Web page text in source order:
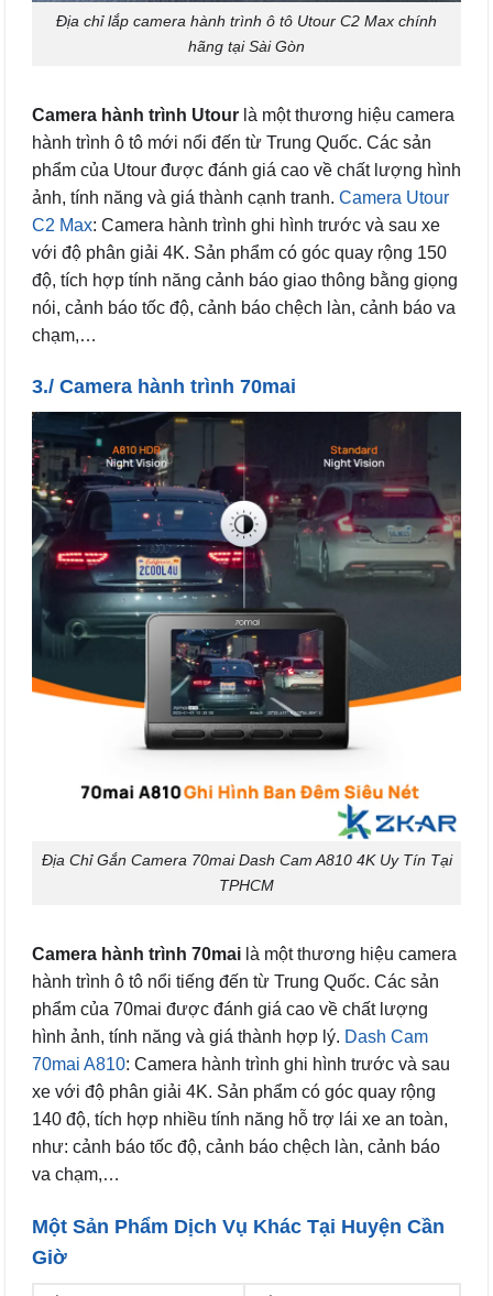
Địa chỉ lắp camera hành trình ô tô Utour C2 Max chính
hãng tại Sài Gòn
Camera hành trình Utour là một thương hiệu camera
hành trình ô tô mới nổi đến từ Trung Quốc. Các sản
phẩm của Utour được đánh giá cao về chất lượng hình
ảnh, tính năng và giá thành cạnh tranh. Camera Utour
C2 Max: Camera hành trình ghi hình trước và sau xe
với độ phân giải 4K. Sản phẩm có góc quay rộng 150
độ, tích hợp tính năng cảnh báo giao thông bằng giọng
nói, cảnh báo tốc độ, cảnh báo chệch làn, cảnh báo va
chạm,…
3./ Camera hành trình 70mai
Địa Chỉ Gắn Camera 70mai Dash Cam A810 4K Uy Tín Tại
TPHCM
Camera hành trình 70mai là một thương hiệu camera
hành trình ô tô nổi tiếng đến từ Trung Quốc. Các sản
phẩm của 70mai được đánh giá cao về chất lượng
hình ảnh, tính năng và giá thành hợp lý. Dash Cam
70mai A810: Camera hành trình ghi hình trước và sau
xe với độ phân giải 4K. Sản phẩm có góc quay rộng
140 độ, tích hợp nhiều tính năng hỗ trợ lái xe an toàn,
như: cảnh báo tốc độ, cảnh báo chệch làn, cảnh báo
va chạm,…
Một Sản Phẩm Dịch Vụ Khác Tại Huyện Cần
Giờ